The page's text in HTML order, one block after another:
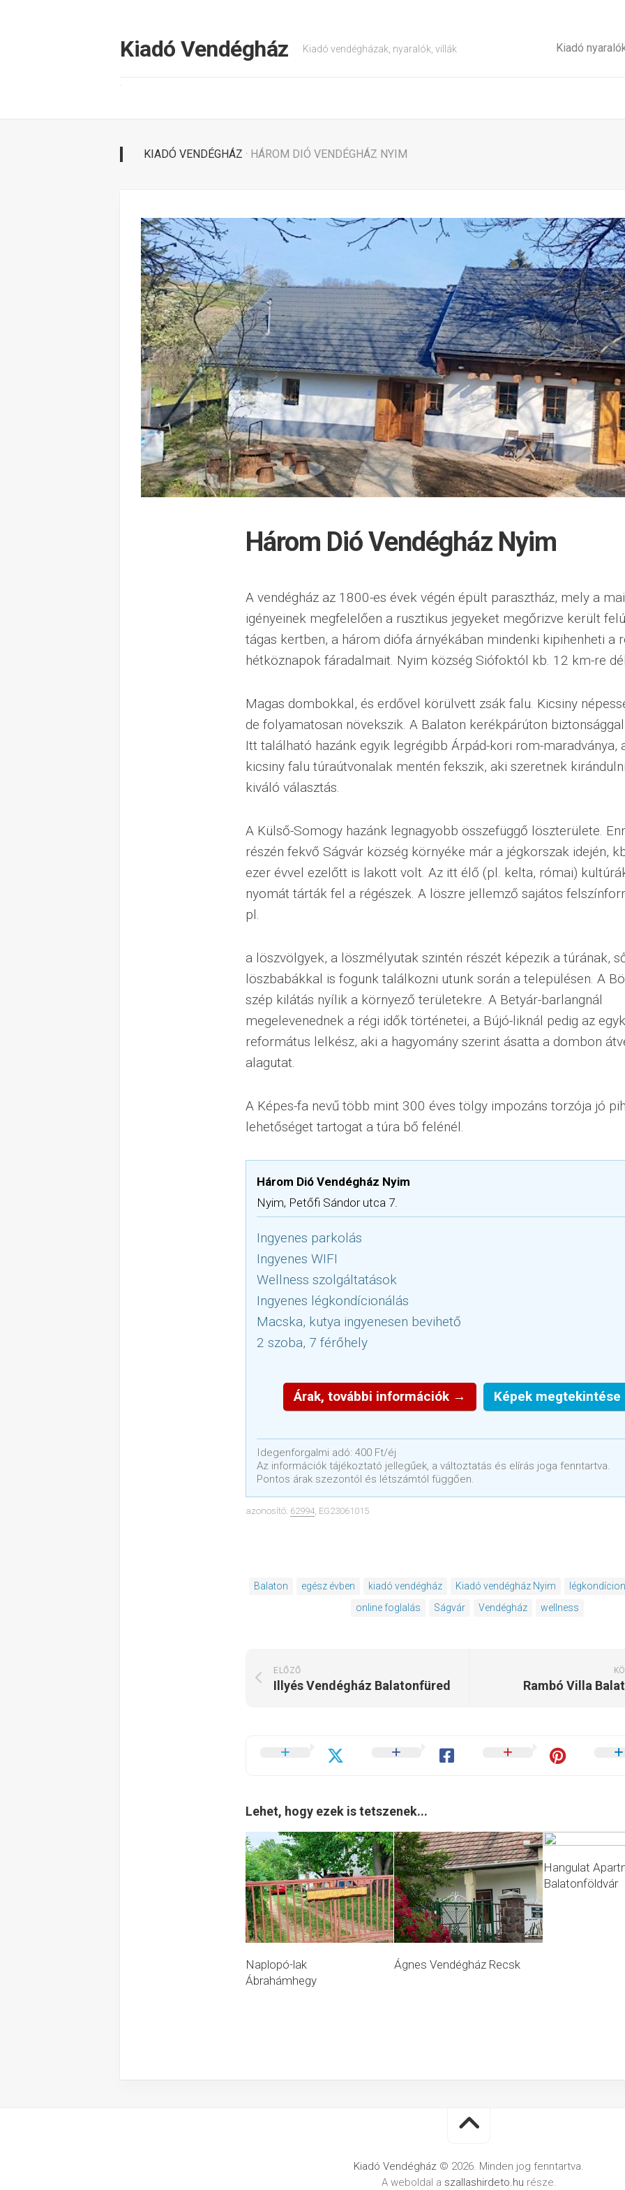
Kiadó Vendégház Kiadó vendégházak, nyaralók, villák Kiadó
KIADÓ VENDÉGHÁZ · HÁROM DIÓ VENDÉGHÁZ NYIM
Három Dió Vendégház Nyim
A vendégház az 1800-es évek végén épült parasztház, mely a
igényeinek megfelelően a rusztikus jegyeket megőrizve került
tágas kertben, a három diófa árnyékában mindenki kipihenheti a
hétköznapok fáradalmait. Nyim község Siófoktól kb. 12 km-re
Magas dombokkal, és erdővel körülvett zsák falu. Kicsiny
de folyamatosan növekszik. A Balaton kerékpárúton
Itt található hazánk egyik legrégibb Árpád-kori rom-maradványa,
kicsiny falu túraútvonalak mentén fekszik, aki szeretnek
kiváló választás.
A Külső-Somogy hazánk legnagyobb összefüggő löszterülete.
részén fekvő Ságvár község környéke már a jégkorszak idején,
ezer évvel ezelőtt is lakott volt. Az itt élő (pl. kelta, római)
nyomát tárták fel a régészek. A löszre jellemző sajátos
pl.
a löszvölgyek, a löszmélyutak szintén részét képezik a túrának,
löszbabákkal is fogunk találkozni utunk során a településen. A
szép kilátás nyílik a környező területekre. A Betyár-barlangnál
megelevenednek a régi idők történetei, a Bújó-liknál pedig az
református lelkész, aki a hagyomány szerint ásatta a dombon
alagutat.
A Képes-fa nevű több mint 300 éves tölgy impozáns torzója jó
lehetőséget tartogat a túra bő felénél.
Három Dió Vendégház Nyim
Nyim, Petőfi Sándor utca 7.
Ingyenes parkolás
Ingyenes WIFI
Wellness szolgáltatások
Ingyenes légkondícionálás
Macska, kutya ingyenesen bevihető
2 szoba, 7 férőhely
Árak, további információk → Képek
Idegenforgalmi adó: 400 Ft/éj
Az információk tájékoztató jellegűek, a változtatás és elírás joga fenntartva.
Pontos árak szezontól és létszámtól függően.
azonosító: 62994, EG23061015
Balaton egész évben kiadó vendégház Kiadó vendégház Nyim
online foglalás
Ságvár Vendégház wellness
Rambó Villa
ELŐZŐ
Illyés Vendégház Balatonfüred
Lehet, hogy ezek is tetszenek...
Naplopó-lak
Ábrahámhegy
Ágnes Vendégház Recsk
Hangulat
Balatonföldvár
Kiadó Vendégház © 2026. Minden jog fenntartva.
A weboldal a szallashirdeto.hu része.